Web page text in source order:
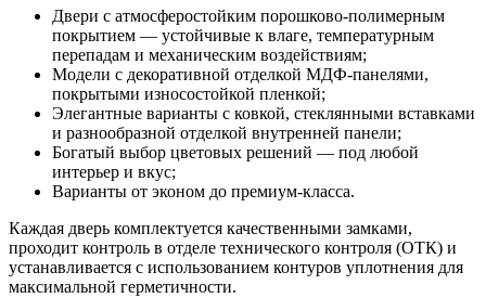
Двери с атмосферостойким порошково-полимерным
покрытием — устойчивые к влаге, температурным
перепадам и механическим воздействиям;
Модели с декоративной отделкой МДФ-панелями,
покрытыми износостойкой пленкой;
Элегантные варианты с ковкой, стеклянными вставками
и разнообразной отделкой внутренней панели;
Богатый выбор цветовых решений — под любой
интерьер и вкус;
Варианты от эконом до премиум-класса.
Каждая дверь комплектуется качественными замками,
проходит контроль в отделе технического контроля (ОТК) и
устанавливается с использованием контуров уплотнения для
максимальной герметичности.